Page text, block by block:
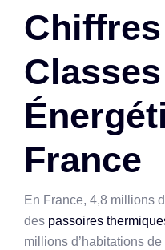
Classes
France
En France, 4,8 millions
des passoires
millions d’habitations